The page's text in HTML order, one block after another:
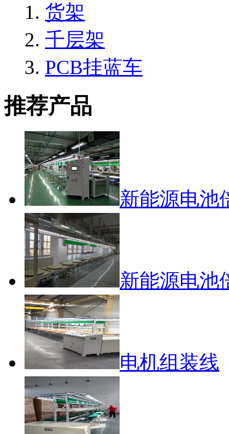
货架
千层架
PCB挂蓝车
推荐产品
新能源电池
新能源电池
电机组装线